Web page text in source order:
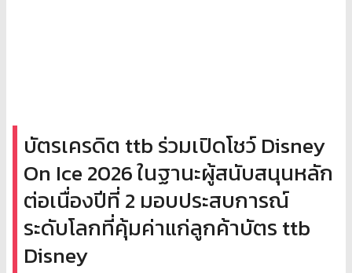
บัตรเครดิต ttb ร่วมเปิดโชว์ Disney
On Ice 2026 ในฐานะผู้สนับสนุนหลัก
ต่อเนื่องปีที่ 2 มอบประสบการณ์
ระดับโลกที่คุ้มค่าแก่ลูกค้าบัตร ttb
Disney